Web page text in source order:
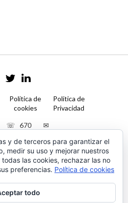
Política de
cookies
Política de
Privacidad
☏ 670
11
✉
y de terceros para garantizar el
medir su uso y mejorar nuestros
las cookies, rechazar las no
preferencias. Política de cookies
todo